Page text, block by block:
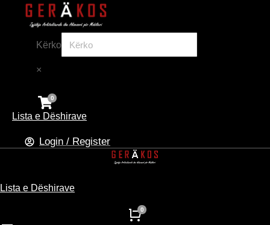
Kërko
×
Lista e Dëshirave
Login / Register
Lista e Dëshirave